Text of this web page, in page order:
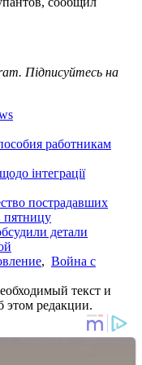
Підписуйтесь на
работникам
інтеграції
пострадавших
пятницу
детали
, Война с
текст и
этом редакции.